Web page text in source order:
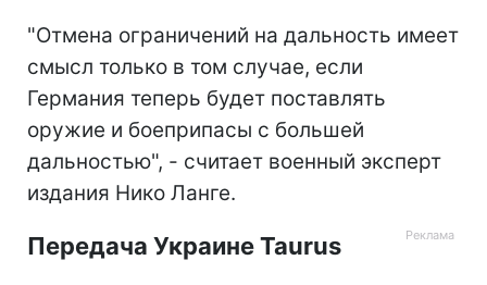
"Отмена ограничений на дальность имеет
смысл только в том случае, если
Германия теперь будет поставлять
оружие и боеприпасы с большей
дальностью", - считает военный эксперт
издания Нико Ланге.
Передача Украине Taurus